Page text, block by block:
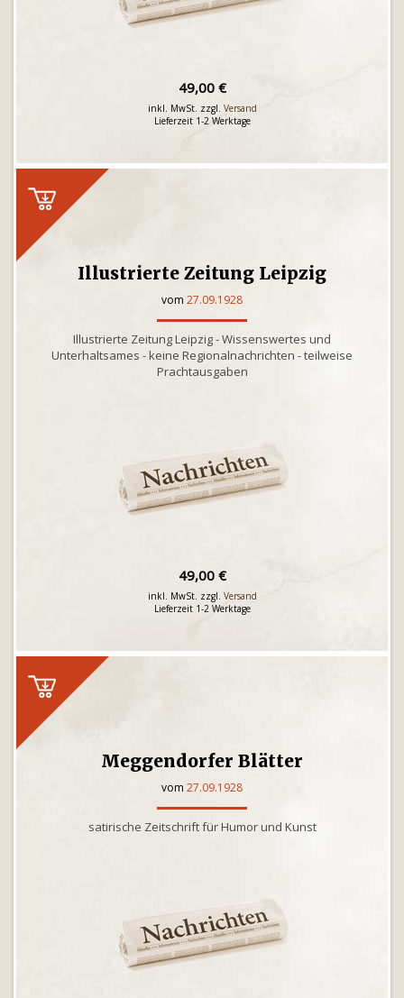
49,00 €
inkl. MwSt. zzgl. Versand
Lieferzeit 1-2 Werktage
Illustrierte Zeitung Leipzig
vom 27.09.1928
Illustrierte Zeitung Leipzig - Wissenswertes und
Unterhaltsames - keine Regionalnachrichten - teilweise
Prachtausgaben
49,00 €
inkl. MwSt. zzgl. Versand
Lieferzeit 1-2 Werktage
Meggendorfer Blätter
vom 27.09.1928
satirische Zeitschrift für Humor und Kunst